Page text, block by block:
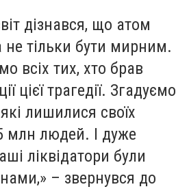
дізнався, що атом
тільки бути мирним.
всіх тих, хто брав
цієї трагедії. Згадуємо
лишилися своїх
млн людей. І дуже
ліквідатори були
нами,» – звернувся до